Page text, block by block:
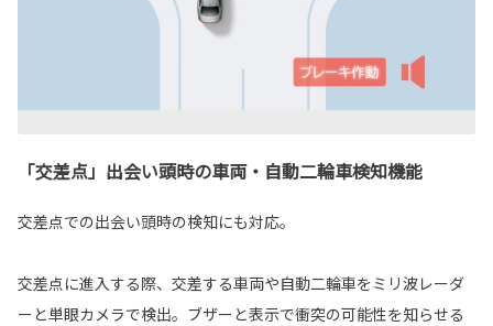
「交差点」出会い頭時の車両・自動二輪車検知機能
交差点での出会い頭時の検知にも対応。
交差点に進入する際、交差する車両や自動二輪車をミリ波レーダ
ーと単眼カメラで検出。ブザーと表示で衝突の可能性を知らせる